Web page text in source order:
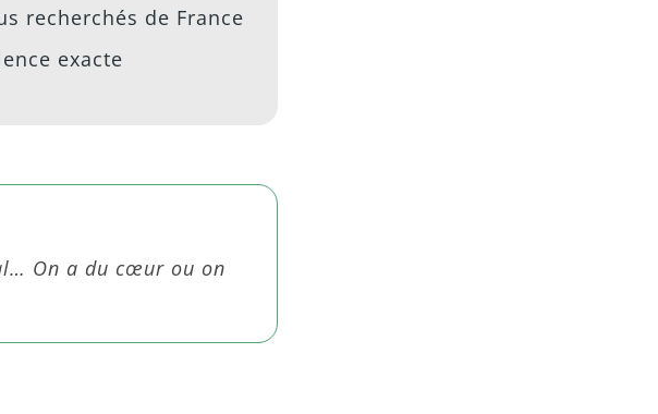
recherchés de France
exacte
On a du cœur ou on